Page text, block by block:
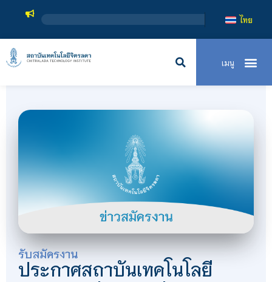
ไทย
รับสมัครงาน
ประกาศสถาบันเทคโนโลยี